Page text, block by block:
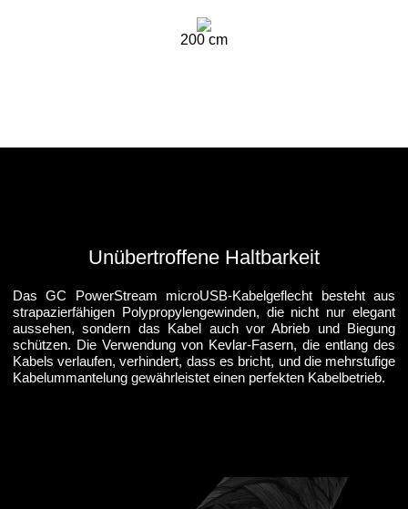
200 cm
Unübertroffene Haltbarkeit
Das GC PowerStream microUSB-Kabelgeflecht besteht aus
strapazierfähigen Polypropylengewinden, die nicht nur elegant
aussehen, sondern das Kabel auch vor Abrieb und Biegung
schützen. Die Verwendung von Kevlar-Fasern, die entlang des
Kabels verlaufen, verhindert, dass es bricht, und die mehrstufige
Kabelummantelung gewährleistet einen perfekten Kabelbetrieb.